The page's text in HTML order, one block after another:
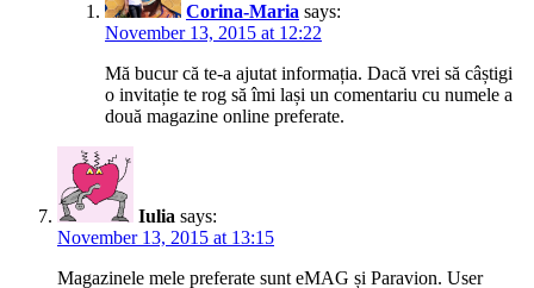
Corina-Maria says:
November 13, 2015 at 12:22
Mă bucur că te-a ajutat informația. Dacă vrei să câștigi
o invitație te rog să îmi lași un comentariu cu numele a
două magazine online preferate.
Iulia says:
November 13, 2015 at 13:15
Magazinele mele preferate sunt eMAG și Paravion. User